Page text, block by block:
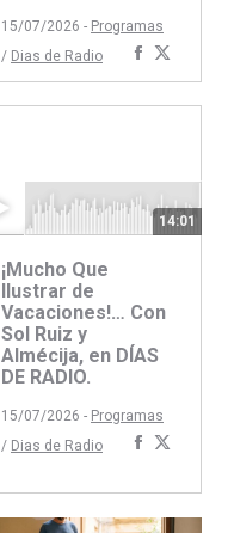
15/07/2026 - Programas
/ Dias de Radio
Compartir
concon
14:01
¡Mucho Que
Ilustrar de
Vacaciones!… Con
Sol Ruiz y
Almécija, en DÍAS
DE RADIO.
15/07/2026 - Programas
/ Dias de Radio
Compartir